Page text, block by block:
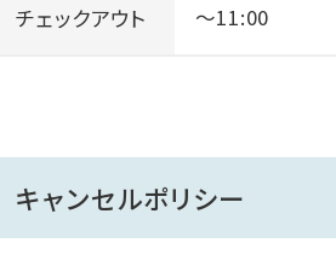
チェックアウト ～11:00
キャンセルポリシー